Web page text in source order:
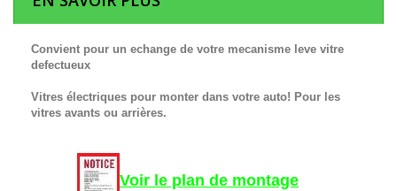
Convient pour un echange de votre mecanisme leve vitre
defectueux
Vitres électriques pour monter dans votre auto! Pour les
vitres avants ou arrières.
Voir le plan de montage